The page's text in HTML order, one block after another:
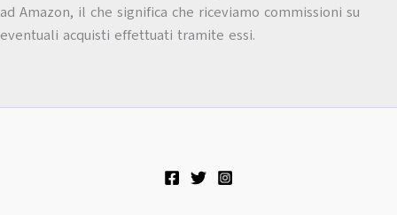
ad Amazon, il che significa che riceviamo commissioni su
eventuali acquisti effettuati tramite essi.